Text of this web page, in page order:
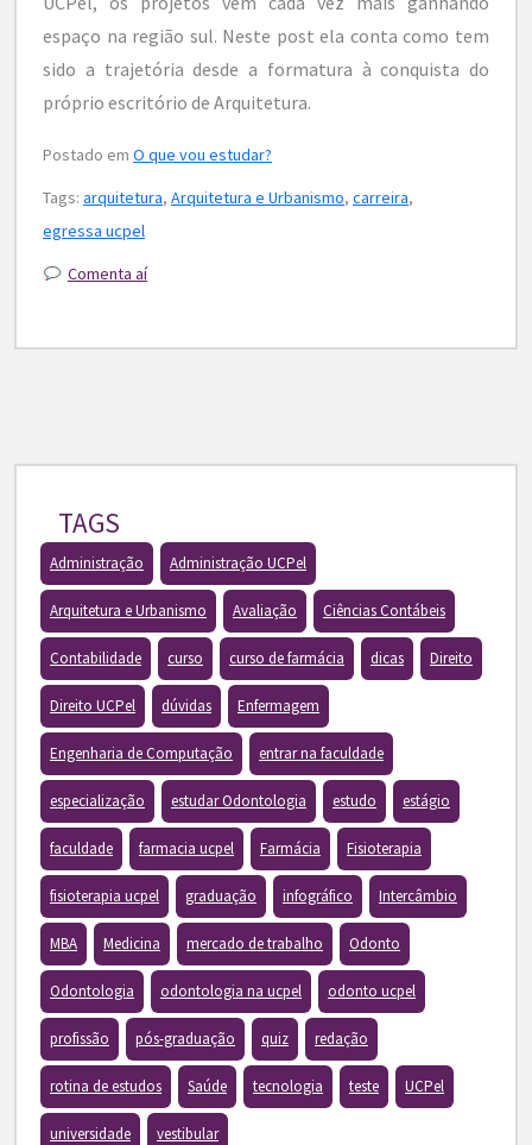
espaço na região sul. Neste post ela conta como tem
sido a trajetória desde a formatura à conquista do
próprio escritório de Arquitetura.
Postado em O que vou estudar?
Tags: arquitetura, Arquitetura e Urbanismo, carreira,
egressa ucpel
Comenta aí
TAGS
Administração Administração UCPel
Arquitetura e Urbanismo Avaliação Ciências Contábeis
Contabilidade curso curso de farmácia dicas Direito
Direito UCPel dúvidas Enfermagem
Engenharia de Computação entrar na faculdade
especialização estudar Odontologia estudo estágio
faculdade farmacia ucpel Farmácia Fisioterapia
fisioterapia ucpel graduação infográfico Intercâmbio
MBA Medicina mercado de trabalho Odonto
Odontologia odontologia na ucpel odonto ucpel
profissão pós-graduação quiz redação
rotina de estudos Saúde tecnologia teste UCPel
universidade vestibular